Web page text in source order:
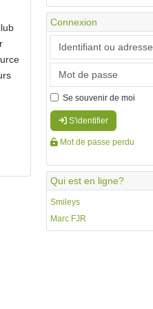
Connexion
Identifiant ou adresse
Mot de passe
Se souvenir de moi
S'identifier
Mot de passe perdu
Qui est en ligne?
Smileys
Marc FJR